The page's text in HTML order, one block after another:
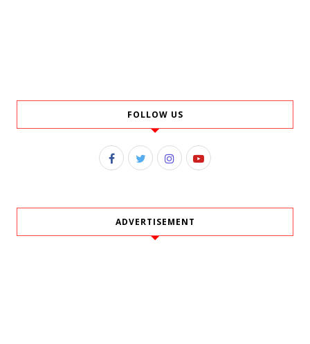
FOLLOW US
ADVERTISEMENT